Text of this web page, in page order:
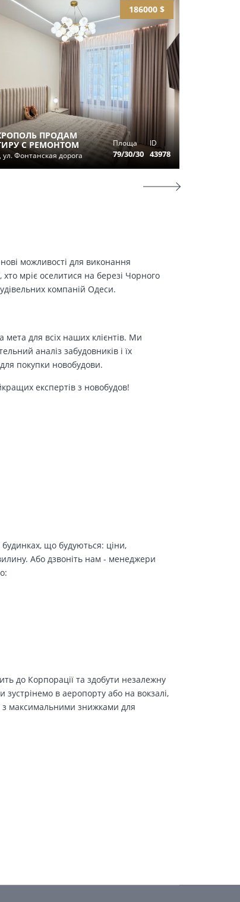
186000 $
ПРОДАМ
С РЕМОНТОМ
ул. Фонтанская дорога
Площа
79/30/30
ID
43978
можливості для виконання
мріє оселитися на березі Чорного
компаній Одеси.
для всіх наших клієнтів. Ми
аналіз забудовників і їх
покупки новобудови.
експертів з новобудов!
що будуються: ціни,
Або дзвоніть нам - менеджери
до Корпорації та здобути незалежну
зустрінемо в аеропорту або на вокзалі,
з максимальними знижками для